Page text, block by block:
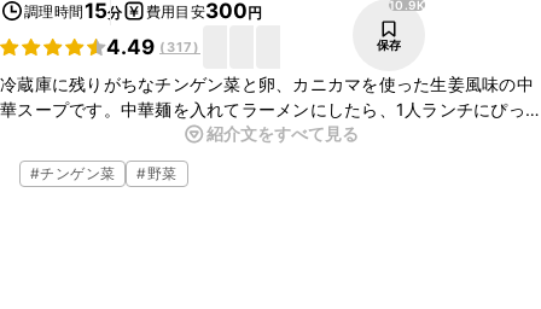
調理時間15分 費用目安300円
4.49 ( 317)
10.9K
保存
冷蔵庫に残りがちなチンゲン菜と卵、カニカマを使った生姜風味の中
華スープです。中華麺を入れてラーメンにしたら、1人ランチにぴっ
たりです。その際はスープを濃いめに調整してください。
紹介文をすべて見る
#チンゲン菜 #野菜